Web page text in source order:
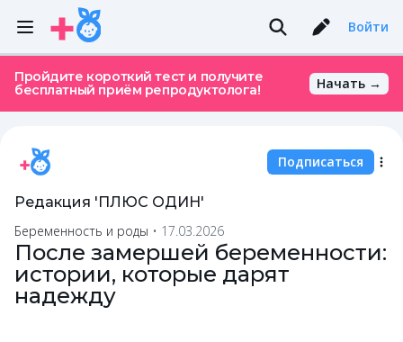
Войти
Пройдите короткий тест и получите
бесплатный приём репродуктолога!
Начать →
Редакция 'ПЛЮС ОДИН'
Подписаться
Беременность и роды • 17.03.2026
После замершей беременности:
истории, которые дарят
надежду